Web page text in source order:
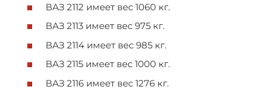
ВАЗ 2112 имеет вес 1060 кг.
ВАЗ 2113 имеет вес 975 кг.
ВАЗ 2114 имеет вес 985 кг.
ВАЗ 2115 имеет вес 1000 кг.
ВАЗ 2116 имеет вес 1276 кг.